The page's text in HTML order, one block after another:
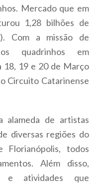
Mercado que em
1,28 bilhões de
Com a missão de
quadrinhos em
18, 19 e 20 de Março
Circuito Catarinense
alameda de artistas
diversas regiões do
todos
Além disso,
e atividades que